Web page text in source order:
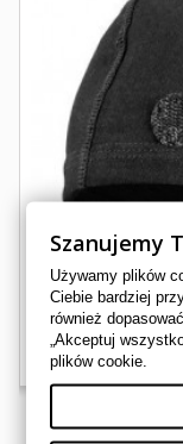
Szanujemy
Używamy plików
Ciebie bardziej
również
„Akceptuj
plików cookie.